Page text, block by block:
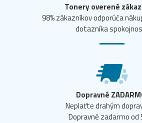
Tonery overené
98% zákazníkov odporúča
dotazníka
Dopravné
Neplaťte drahým
Dopravné zadarmo od